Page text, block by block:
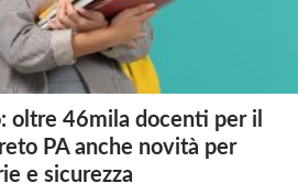
oltre 46mila docenti per il
PA anche novità per
e sicurezza